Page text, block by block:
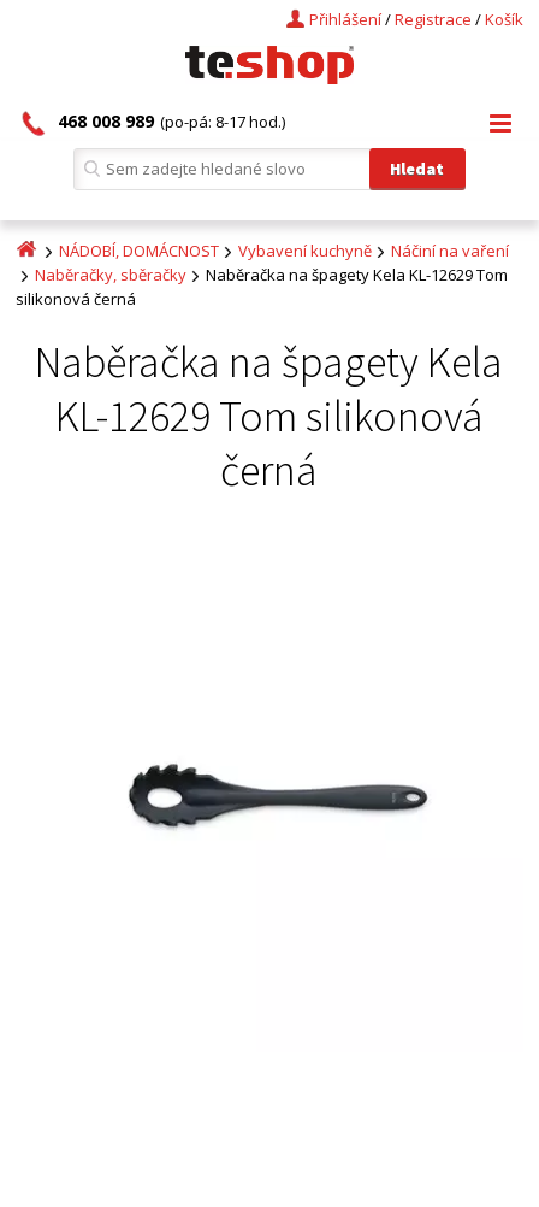
Košík
/
Registrace
/
Přihlášení
468 008 989 (po-pá: 8-17 hod.)
NÁDOBÍ, DOMÁCNOST Vybavení kuchyně
Náčiní na vaření
Naběračky, sběračky
Naběračka na špagety Kela KL-12629 Tom
silikonová černá
Naběračka na špagety Kela
KL-12629 Tom silikonová
černá